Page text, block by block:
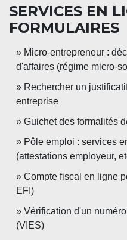
SERVICES EN
FORMULAIRES
Micro-entrepreneur :
d'affaires (régime micro-
Rechercher un
entreprise
Guichet des formalités
Pôle emploi : services
(attestations employeur,
Compte fiscal en ligne
EFI)
Vérification d'un
(VIES)